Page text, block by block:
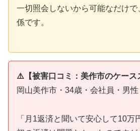
一切照会しないから可能なだけで
係です。
⚠️【被害口コミ：美作市のケース
岡山美作市・34歳・会社員・男性
「月1返済と聞いて安心して10万